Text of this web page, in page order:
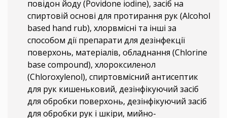
повідон йоду (Povidone iodine), засіб на
спиртовій основі для протирання рук (Alcohol
based hand rub), хлорвмісні та інші за
способом дії препарати для дезінфекції
поверхонь, матеріалів, обладнання (Chlorine
base compound), хлороксиленол
(Chloroxylenol), спиртовмісний антисептик
для рук кишеньковий, дезінфікуючий засіб
для обробки поверхонь, дезінфікуючий засіб
для обробки рук і шкіри, мийно-